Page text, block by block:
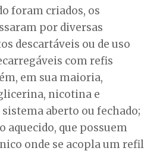
foram criados, os
por diversas
descartáveis ou de uso
com refis
em sua maioria,
nicotina e
aberto ou fechado;
aquecido, que possuem
onde se acopla um refil